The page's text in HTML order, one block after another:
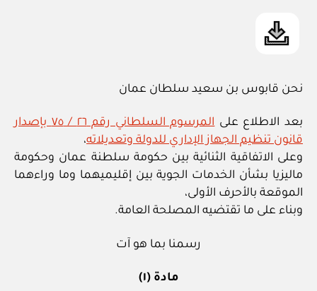
نحن قابوس بن سعيد سلطان عمان
بعد الاطلاع على
المرسوم السلطاني رقم ٢٦ / ٧٥ بإصدار
قانون تنظيم الجهاز الإداري للدولة وتعديلاته،
وعلى الاتفاقية الثنائية بين حكومة سلطنة عمان وحكومة
ماليزيا بشأن الخدمات الجوية بين إقليميهما وما وراءهما
الموقعة بالأحرف الأولى،
وبناء على ما تقتضيه المصلحة العامة.
رسمنا بما هو آت
مادة (١)